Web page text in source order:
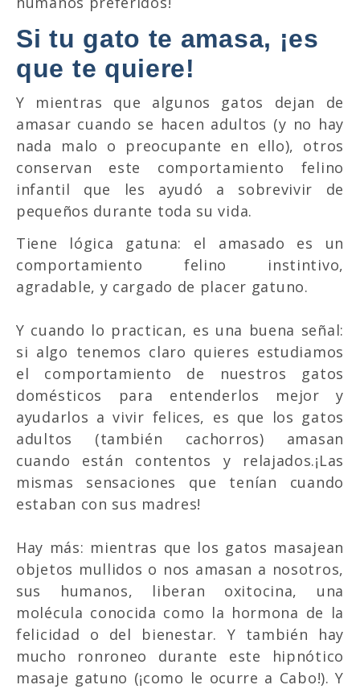
Si tu gato te amasa, ¡es
que te quiere!
Y mientras que algunos gatos dejan de
amasar cuando se hacen adultos (y no hay
nada malo o preocupante en ello), otros
conservan este comportamiento felino
infantil que les ayudó a sobrevivir de
pequeños durante toda su vida.
Tiene lógica gatuna: el amasado es un
comportamiento felino instintivo,
agradable, y cargado de placer gatuno.
Y cuando lo practican, es una buena señal:
si algo tenemos claro quieres estudiamos
el comportamiento de nuestros gatos
domésticos para entenderlos mejor y
ayudarlos a vivir felices, es que los gatos
adultos (también cachorros) amasan
cuando están contentos y relajados.¡Las
mismas sensaciones que tenían cuando
estaban con sus madres!
Hay más: mientras que los gatos masajean
objetos mullidos o nos amasan a nosotros,
sus humanos, liberan oxitocina, una
molécula conocida como la hormona de la
felicidad o del bienestar. Y también hay
mucho ronroneo durante este hipnótico
masaje gatuno (¡como le ocurre a Cabo!). Y